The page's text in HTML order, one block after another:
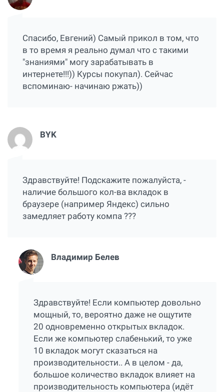
Спасибо, Евгений) Самый прикол в том, что
в то время я реально думал что с такими
"знаниями" могу зарабатывать в
интернете!!!)) Курсы покупал). Сейчас
вспоминаю- начинаю ржать))
BYK
Здравствуйте! Подскажите пожалуйста, -
наличие большого кол-ва вкладок в
браузере (например Яндекс) сильно
замедляет работу компа ???
Владимир Белев
Здравствуйте! Если компьютер довольно
мощный, то, вероятно даже не ощутите
20 одновременно открытых вкладок.
Если же компьютер слабенький, то уже
10 вкладок могут сказаться на
производительности.. А в целом - да,
большое количество вкладок влияет на
производительность компьютера (идёт